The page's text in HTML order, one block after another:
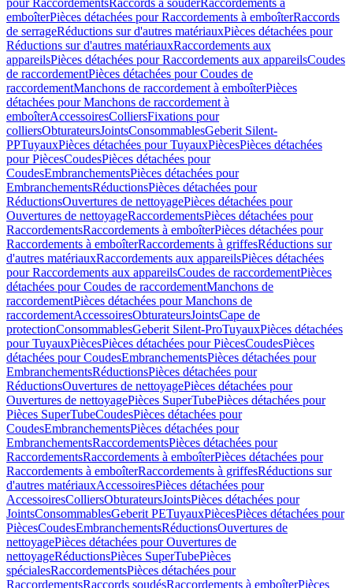
pour RaccordementsRaccords à souderRaccordements à
emboîterPièces détachées pour Raccordements à emboîterRaccords
de serrageRéductions sur d'autres matériauxPièces détachées pour
Réductions sur d'autres matériauxRaccordements aux
appareilsPièces détachées pour Raccordements aux appareilsCoudes
de raccordementPièces détachées pour Coudes de
raccordementManchons de raccordement à emboîterPièces
détachées pour Manchons de raccordement à
emboîterAccessoiresColliersFixations pour
colliersObturateursJointsConsommablesGeberit Silent-
PPTuyauxPièces détachées pour TuyauxPiècesPièces détachées
pour PiècesCoudesPièces détachées pour
CoudesEmbranchementsPièces détachées pour
EmbranchementsRéductionsPièces détachées pour
RéductionsOuvertures de nettoyagePièces détachées pour
Ouvertures de nettoyageRaccordementsPièces détachées pour
RaccordementsRaccordements à emboîterPièces détachées pour
Raccordements à emboîterRaccordements à griffesRéductions sur
d'autres matériauxRaccordements aux appareilsPièces détachées
pour Raccordements aux appareilsCoudes de raccordementPièces
détachées pour Coudes de raccordementManchons de
raccordementPièces détachées pour Manchons de
raccordementAccessoiresObturateursJointsCape de
protectionConsommablesGeberit Silent-ProTuyauxPièces détachées
pour TuyauxPiècesPièces détachées pour PiècesCoudesPièces
détachées pour CoudesEmbranchementsPièces détachées pour
EmbranchementsRéductionsPièces détachées pour
RéductionsOuvertures de nettoyagePièces détachées pour
Ouvertures de nettoyagePièces SuperTubePièces détachées pour
Pièces SuperTubeCoudesPièces détachées pour
CoudesEmbranchementsPièces détachées pour
EmbranchementsRaccordementsPièces détachées pour
RaccordementsRaccordements à emboîterPièces détachées pour
Raccordements à emboîterRaccordements à griffesRéductions sur
d'autres matériauxAccessoiresPièces détachées pour
AccessoiresColliersObturateursJointsPièces détachées pour
JointsConsommablesGeberit PETuyauxPiècesPièces détachées pour
PiècesCoudesEmbranchementsRéductionsOuvertures de
nettoyagePièces détachées pour Ouvertures de
nettoyageRéductionsPièces SuperTubePièces
spécialesRaccordementsPièces détachées pour
RaccordementsRaccords soudésRaccordements à emboîterPièces